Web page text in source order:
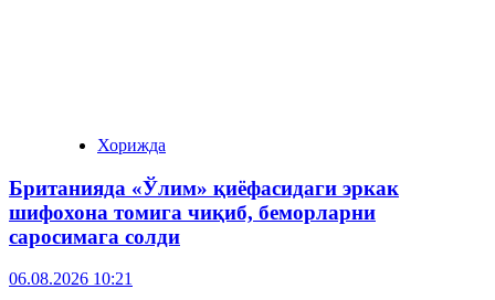
Хорижда
Британияда «Ўлим» қиёфасидаги эркак
шифохона томига чиқиб, беморларни
саросимага солди
06.08.2026 10:21